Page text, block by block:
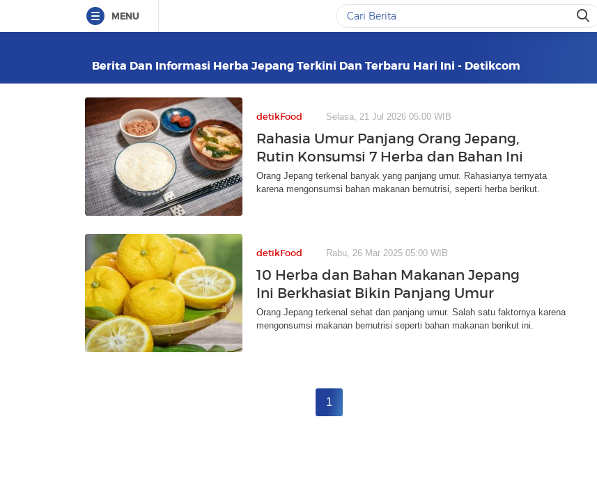
MENU
Berita Dan Informasi Herba Jepang Terkini Dan Terbaru Hari Ini - Detikcom
detikFood Selasa, 21 Jul 2026 05:00 WIB
Rahasia Umur Panjang Orang Jepang,
Rutin Konsumsi 7 Herba dan Bahan Ini
Orang Jepang terkenal banyak yang panjang umur. Rahasianya ternyata
karena mengonsumsi bahan makanan bernutrisi, seperti herba berikut.
detikFood Rabu, 26 Mar 2025 05:00 WIB
10 Herba dan Bahan Makanan Jepang
Ini Berkhasiat Bikin Panjang Umur
Orang Jepang terkenal sehat dan panjang umur. Salah satu faktornya karena
mengonsumsi makanan bernutrisi seperti bahan makanan berikut ini.
1